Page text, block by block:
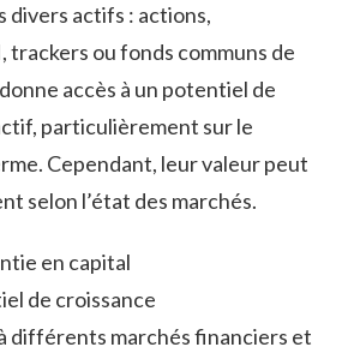
divers actifs : actions,
trackers ou fonds communs de
accès à un potentiel de
particulièrement sur le
Cependant, leur valeur peut
selon l’état des marchés.
en capital
de croissance
différents marchés financiers et